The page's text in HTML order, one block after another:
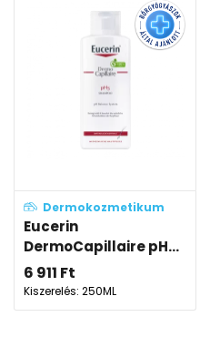
Dermokozmetikum
Eucerin
DermoCapillaire pH...
6 911 Ft
Kiszerelés: 250ML